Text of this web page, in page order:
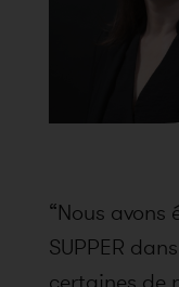
“Nous
SUPPER
certaines de